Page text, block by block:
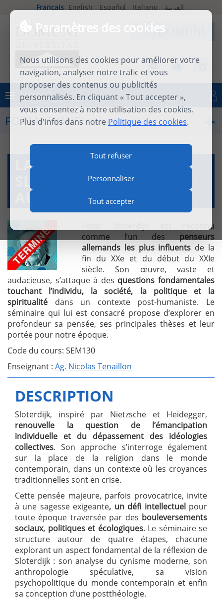
Paramètres des cookies
Nous utilisons des cookies pour améliorer votre
navigation, analyser notre trafic et vous
proposer des contenus ou publicités
personnalisés. En cliquant « Tout accepter »,
vous consentez à notre utilisation des cookies.
Plus d'infos dans notre Politique des cookies.
Tout refuser
Personnaliser
Tout accepter
Français English Español Italiano العربية
MENU Se connecter
FORMATIONS
LA PENSÉE DE PETER
SLOTERDIJK (SEM130-
AUTOMNE 2025)
Peter Sloterdijk est reconnu
comme l’un des penseurs
allemands les plus influents de la
fin du XXe et du début du XXIe
siècle. Son œuvre, vaste et
audacieuse, s’attaque à des questions fondamentales
touchant l’individu, la société, la politique et la
spiritualité dans un contexte post-humaniste. Le
séminaire qui lui est consacré propose d’explorer en
profondeur sa pensée, ses principales thèses et leur
portée pour notre époque.
Code du cours: SEM130
Enseignant : Ag. Nicolas Tenaillon
DESCRIPTION
Sloterdijk, inspiré par Nietzsche et Heidegger,
renouvelle la question de l’émancipation
individuelle et du dépassement des idéologies
collectives. Son approche s’interroge également
sur la place de la religion dans le monde
contemporain, dans un contexte où les croyances
traditionnelles sont en crise.
Cette pensée majeure, parfois provocatrice, invite
à une sagesse exigeante, un défi intellectuelpour
toute époque traversée par des bouleversements
sociaux, politiques et écologiques. Le séminaire se
structure autour de quatre étapes, chacune
explorant un aspect fondamental de la réflexion de
Sloterdijk : son analyse du cynisme moderne, son
anthropologie spéculative, sa vision
psychopolitique du monde contemporain et enfin
sa conception d’une postthéologie.